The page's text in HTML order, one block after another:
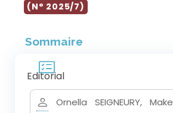
(N° 2025/7)
Sommaire
Editorial
Ornella SEIGNEURY, Make